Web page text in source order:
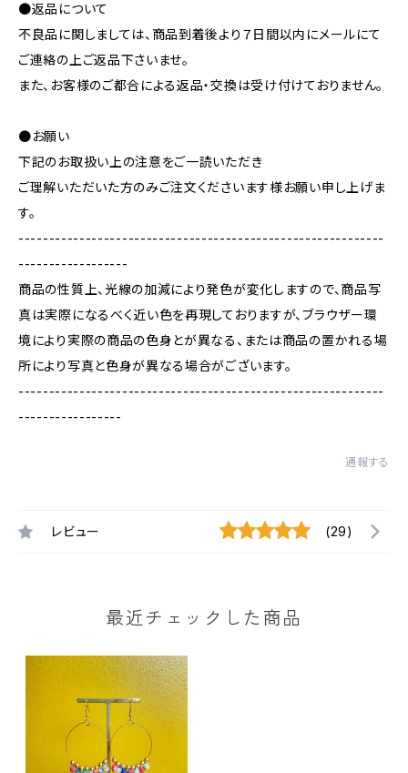
●返品について
不良品に関しましては、商品到着後より７日間以内にメールにて
ご連絡の上ご返品下さいませ。
また、お客様のご都合による返品・交換は受け付けておりません。
●お願い
下記のお取扱い上の注意をご一読いただき
ご理解いただいた方のみご注文くださいます様お願い申し上げま
す。
------------------------------------------------------------
------------------
商品の性質上、光線の加減により発色が変化しますので、商品写
真は実際になるべく近い色を再現しておりますが、ブラウザー環
境により実際の商品の色身とが異なる、または商品の置かれる場
所により写真と色身が異なる場合がございます。
------------------------------------------------------------
-----------------
通報する
レビュー (29)
最近チェックした商品